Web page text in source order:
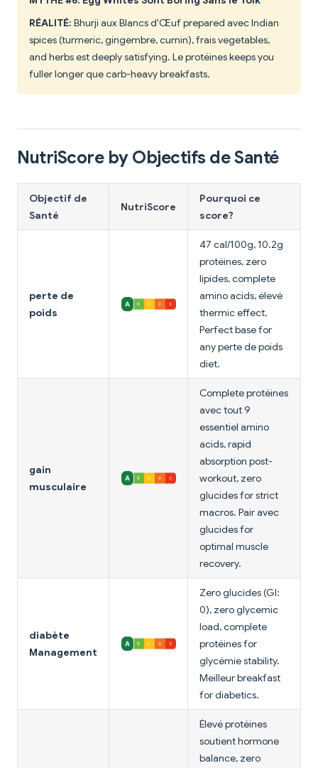
RÉALITÉ: Bhurji aux Blancs d'Œuf prepared avec Indian
spices (turmeric, gingembre, cumin), frais vegetables,
and herbs est deeply satisfying. Le protéines keeps you
fuller longer que carb-heavy breakfasts.
NutriScore by Objectifs de Santé
Objectif de
Santé
NutriScore
Pourquoi ce
score?
perte de
poids
47 cal/100g, 10.2g
protéines, zero
lipides, complete
amino acids, élevé
thermic effect.
Perfect base for
any perte de poids
diet.
gain
musculaire
Complete protéines
avec tout 9
essentiel amino
acids, rapid
absorption post-
workout, zero
glucides for strict
macros. Pair avec
glucides for
optimal muscle
recovery.
diabète
Management
Zero glucides (GI:
0), zero glycemic
load, complete
protéines for
glycémie stability.
Meilleur breakfast
for diabetics.
Élevé protéines
soutient hormone
balance, zero